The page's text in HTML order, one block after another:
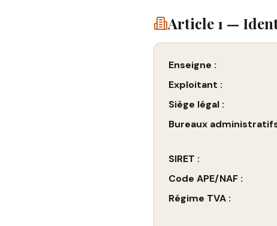
Article 1 —
Enseigne :
Exploitant :
Siège légal :
Bureaux
SIRET :
Code APE/NAF :
Régime TVA :